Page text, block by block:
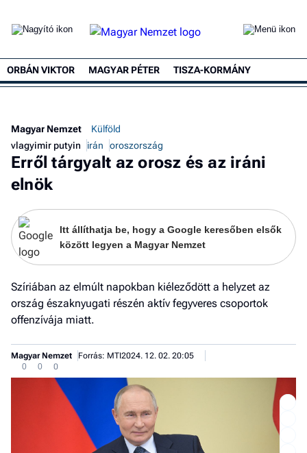
ORBÁN VIKTOR MAGYAR PÉTER TISZA-KORMÁNY
Magyar Nemzet
Külföld
vlagyimir putyin
irán oroszország
Erről tárgyalt az orosz és az iráni
elnök
Itt állíthatja be, hogy a Google keresőben elsők
között legyen a Magyar Nemzet
Szíriában az elmúlt napokban kiéleződött a helyzet az
ország északnyugati részén aktív fegyveres csoportok
offenzívája miatt.
Magyar Nemzet Forrás: MTI2024. 12. 02. 20:05
0
0 0